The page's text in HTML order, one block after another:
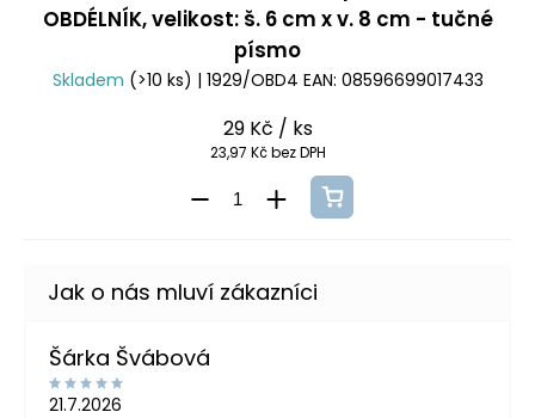
OBDÉLNÍK, velikost: š. 6 cm x v. 8 cm - tučné
písmo
Skladem (>10 ks) | 1929/OBD4 EAN: 08596699017433
29 Kč / ks
23,97 Kč bez DPH
Šárka Švábová
21.7.2026